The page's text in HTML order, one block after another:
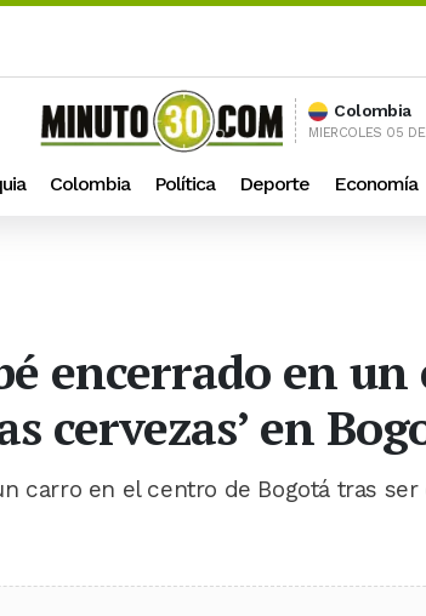
Colombia
MIERCOLES 05
Colombia Política Deporte Economía
encerrado en
cervezas’ en
carro en el centro de Bogotá tras ser